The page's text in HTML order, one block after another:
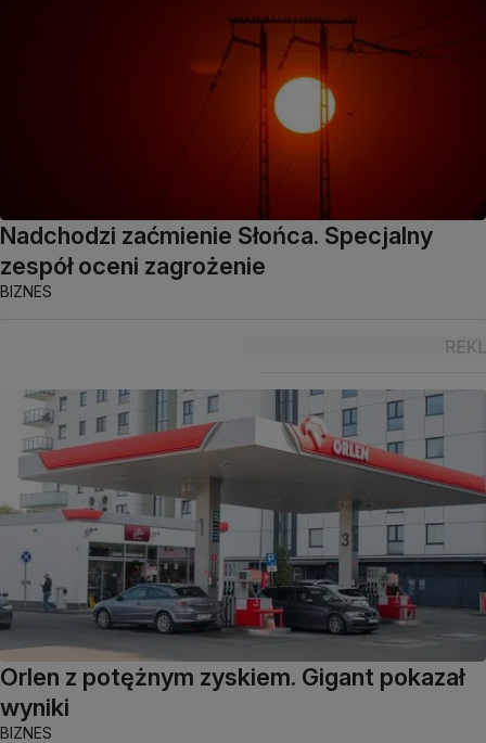
Nadchodzi zaćmienie Słońca. Specjalny
zespół oceni zagrożenie
BIZNES
Orlen z potężnym zyskiem. Gigant pokazał
wyniki
BIZNES